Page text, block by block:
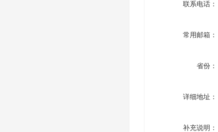
联系电话：
常用邮箱：
省份：
详细地址：
补充说明：